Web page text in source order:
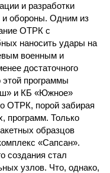
и разработки
и обороны. Одним из
ОТРК с
наносить удары на
военным и
достаточного
этой программы
и КБ «Южное»
ОТРК, порой забирая
программ. Только
образцов
«Сапсан».
создания стал
узлов. Что, однако,